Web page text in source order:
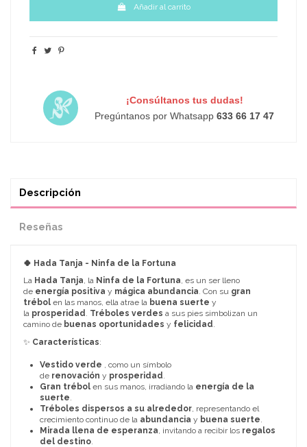
Añadir al carrito
¡Consúltanos tus dudas!
Pregúntanos por Whatsapp633 66 17 47
Descripción
Reseñas
🍀 Hada Tanja - Ninfa de la Fortuna
La Hada Tanja, la Ninfa de la Fortuna, es un ser lleno
de energía positiva y mágica abundancia. Con su gran
trébol en las manos, ella atrae la buena suerte y
la prosperidad. Tréboles verdes a sus pies simbolizan un
camino de buenas oportunidades y felicidad.
✨ Características:
Vestido verde
, como un símbolo
de renovación y prosperidad
Gran trébol en sus manos, irradiando la energía de la
suerte
Tréboles dispersos a su alrededor , representando el
crecimiento continuo de la abundancia y buena suerte
Mirada llena de esperanza , invitando a recibir los regalos
del destino